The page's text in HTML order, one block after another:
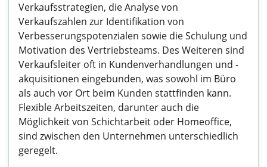
Verkaufsstrategien, die Analyse von
Verkaufszahlen zur Identifikation von
Verbesserungspotenzialen sowie die Schulung und
Motivation des Vertriebsteams. Des Weiteren sind
Verkaufsleiter oft in Kundenverhandlungen und -
akquisitionen eingebunden, was sowohl im Büro
als auch vor Ort beim Kunden stattfinden kann.
Flexible Arbeitszeiten, darunter auch die
Möglichkeit von Schichtarbeit oder Homeoffice,
sind zwischen den Unternehmen unterschiedlich
geregelt.